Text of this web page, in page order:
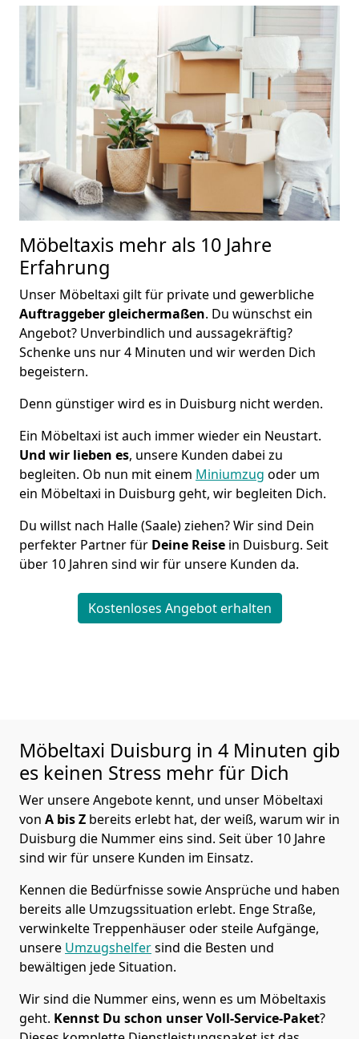
Möbeltaxis mehr als 10 Jahre
Erfahrung
Unser Möbeltaxi gilt für private und gewerbliche
Auftraggeber gleichermaßen. Du wünschst ein
Angebot? Unverbindlich und aussagekräftig?
Schenke uns nur 4 Minuten und wir werden Dich
begeistern.
Denn günstiger wird es in Duisburg nicht werden.
Ein Möbeltaxi ist auch immer wieder ein Neustart.
Und wir lieben es, unsere Kunden dabei zu
begleiten. Ob nun mit einem Miniumzug oder um
ein Möbeltaxi in Duisburg geht, wir begleiten Dich.
Du willst nach Halle (Saale) ziehen? Wir sind Dein
perfekter Partner für Deine Reise in Duisburg. Seit
über 10 Jahren sind wir für unsere Kunden da.
Kostenloses Angebot erhalten
Möbeltaxi Duisburg in 4 Minuten gib
es keinen Stress mehr für Dich
Wer unsere Angebote kennt, und unser Möbeltaxi
von A bis Z bereits erlebt hat, der weiß, warum wir in
Duisburg die Nummer eins sind. Seit über 10 Jahre
sind wir für unsere Kunden im Einsatz.
Kennen die Bedürfnisse sowie Ansprüche und haben
bereits alle Umzugssituation erlebt. Enge Straße,
verwinkelte Treppenhäuser oder steile Aufgänge,
unsere Umzugshelfersind die Besten und
bewältigen jede Situation.
Wir sind die Nummer eins, wenn es um Möbeltaxis
geht. Kennst Du schon unser Voll-Service-Paket?